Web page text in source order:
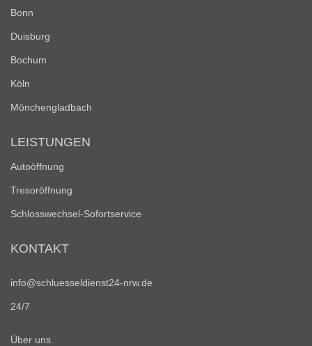
Bonn
Duisburg
Bochum
Köln
Mönchengladbach
LEISTUNGEN
Autoöffnung
Tresoröffnung
Schlosswechsel-Sofortservice
KONTAKT
info@schluesseldienst24-nrw.de
24/7
Über uns